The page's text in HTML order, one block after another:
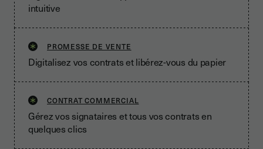
intuitive
PROMESSE DE VENTE
Digitalisez vos contrats et libérez-vous du papier
CONTRAT COMMERCIAL
Gérez vos signataires et tous vos contrats en
quelques clics